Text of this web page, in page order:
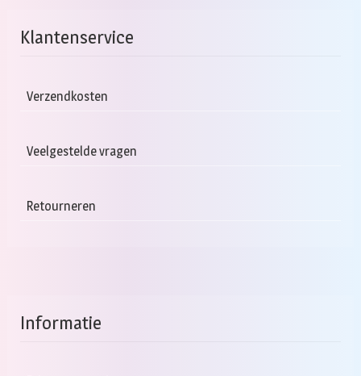
Klantenservice
Verzendkosten
Veelgestelde vragen
Retourneren
Informatie